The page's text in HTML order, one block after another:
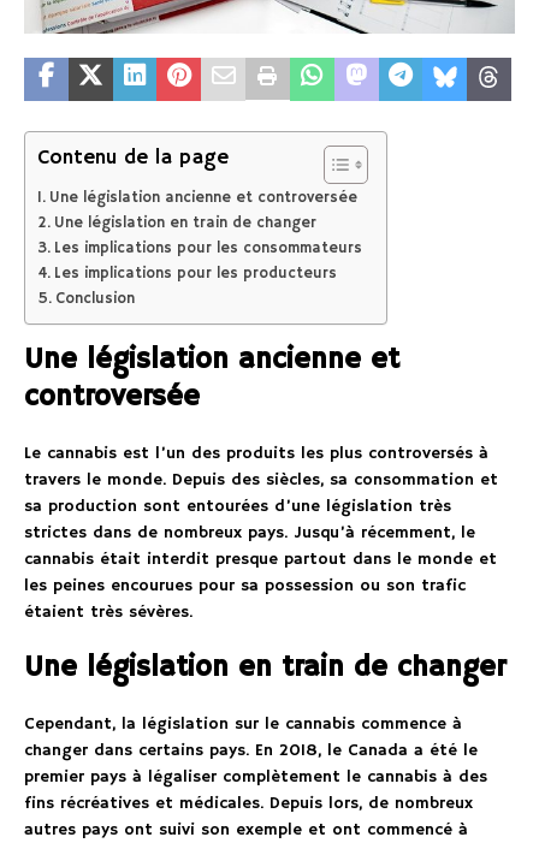
Contenu de la page
Une législation ancienne et controversée
Une législation en train de changer
Les implications pour les consommateurs
Les implications pour les producteurs
Conclusion
Une législation ancienne et
controversée
Le cannabis est l’un des produits les plus controversés à
travers le monde. Depuis des siècles, sa consommation et
sa production sont entourées d’une législation très
strictes dans de nombreux pays. Jusqu’à récemment, le
cannabis était interdit presque partout dans le monde et
les peines encourues pour sa possession ou son trafic
étaient très sévères.
Une législation en train de changer
Cependant, la législation sur le cannabis commence à
changer dans certains pays. En 2018, le Canada a été le
premier pays à légaliser complètement le cannabis à des
fins récréatives et médicales. Depuis lors, de nombreux
autres pays ont suivi son exemple et ont commencé à